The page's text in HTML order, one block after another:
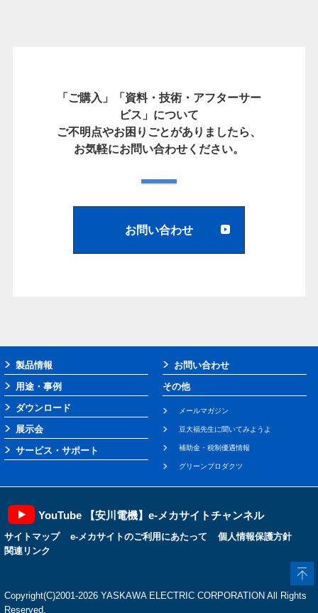
「ご購入」「資料・技術・アフターサー
ビス」について
ご不明点やお困りごとがありましたら、
お気軽にお問い合わせください。
お問い合わせ
製品情報
用途・事例
ダウンロード
展示会
サービス・サポート
お問い合わせ
その他
メールマガジン
豆大福先生に聞いてみようよ
補助金・税制優遇情報
グリーンプロダクツ
YouTube 【安川電機】e-メカサイトチャンネル
サイトマップ e-メカサイトのご利用にあたって
個人情報保護方針
関連リンク
Copyright(C)2001‐2026 YASKAWA ELECTRIC CORPORATION All Rights
Reserved.